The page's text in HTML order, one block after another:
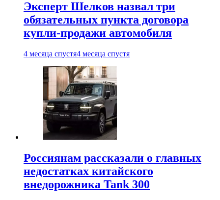
Эксперт Шелков назвал три
обязательных пункта договора
купли-продажи автомобиля
4 месяца спустя4 месяца спустя
Россиянам рассказали о главных
недостатках китайского
внедорожника Tank 300